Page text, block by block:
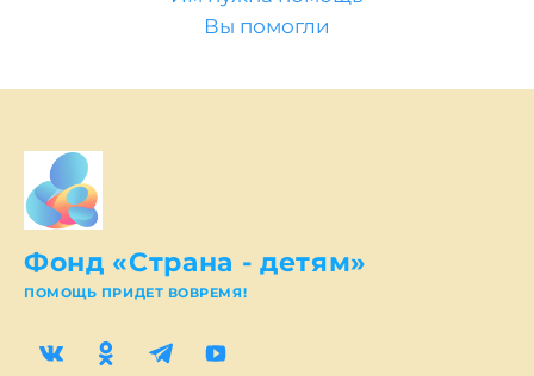
Вы помогли
Фонд «Страна - детям»
ПОМОЩЬ ПРИДЕТ ВОВРЕМЯ!